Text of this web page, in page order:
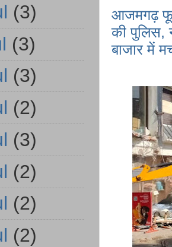
आजमगढ़
की पुलिस,
बाजार में
(3)
(3)
(3)
(2)
(3)
(2)
(2)
(2)